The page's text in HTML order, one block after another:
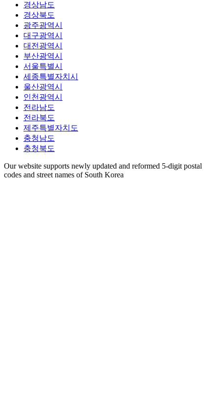
경상남도
경상북도
광주광역시
대구광역시
대전광역시
부산광역시
서울특별시
세종특별자치시
울산광역시
인천광역시
전라남도
전라북도
제주특별자치도
충청남도
충청북도
Our website supports newly updated and reformed 5-digit postal
codes and street names of South Korea